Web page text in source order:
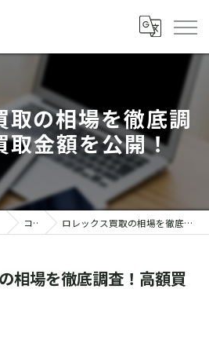
取の相場を徹底調
取金額を公開！
コラム ロレックス買取の相場を徹底調査！高額買取金額を公開！
相場を徹底調査！高額買